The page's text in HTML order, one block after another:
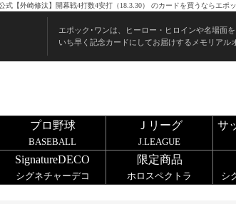
式【外崎修汰】開幕戦4打数4安打（18.3.30） のカードを買うならエポ
エポック･ワンは、ヒーロー・ヒロインや名場面を
いち早く記念カードにしてお届けするメモリアル
プロ野球
BASEBALL
Ｊリーグ
J.LEAGUE
サ
SignatureDECO
シグネチャーデコ
限定商品
ホロスペクトラ シ